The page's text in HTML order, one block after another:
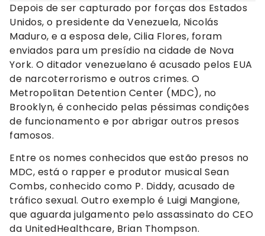
Depois de ser capturado por forças dos Estados
Unidos, o presidente da Venezuela, Nicolás
Maduro, e a esposa dele, Cilia Flores, foram
enviados para um presídio na cidade de Nova
York. O ditador venezuelano é acusado pelos EUA
de narcoterrorismo e outros crimes. O
Metropolitan Detention Center (MDC), no
Brooklyn, é conhecido pelas péssimas condições
de funcionamento e por abrigar outros presos
famosos.
Entre os nomes conhecidos que estão presos no
MDC, está o rapper e produtor musical Sean
Combs, conhecido como P. Diddy, acusado de
tráfico sexual. Outro exemplo é Luigi Mangione,
que aguarda julgamento pelo assassinato do CEO
da UnitedHealthcare, Brian Thompson.